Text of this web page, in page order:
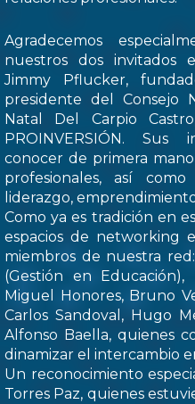
Agradecemos
nuestros dos invitados
Jimmy Pflucker,
presidente del Consejo
Natal Del Carpio
PROINVERSIÓN. Sus
conocer de primera
profesionales, así
liderazgo,
Como ya es tradición en
espacios de networking
miembros de nuestra
(Gestión en Educación),
Miguel Honores, Bruno
Carlos Sandoval, Hugo
Alfonso Baella, quienes
dinamizar el intercambio
Un reconocimiento
Torres Paz, quienes